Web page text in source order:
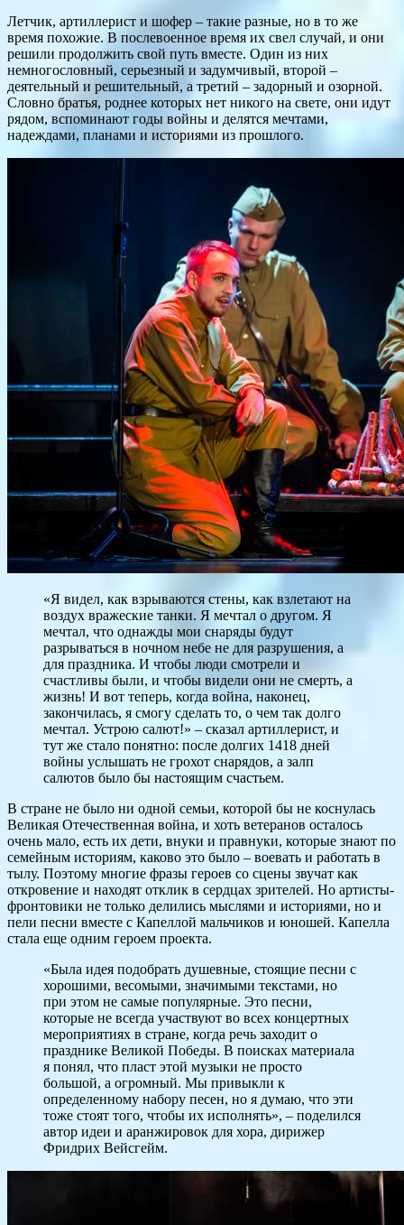
Летчик, артиллерист и шофер – такие разные, но в то же
время похожие. В послевоенное время их свел случай, и они
решили продолжить свой путь вместе. Один из них
немногословный, серьезный и задумчивый, второй –
деятельный и решительный, а третий – задорный и озорной.
Словно братья, роднее которых нет никого на свете, они идут
рядом, вспоминают годы войны и делятся мечтами,
надеждами, планами и историями из прошлого.
«Я видел, как взрываются стены, как взлетают на
воздух вражеские танки. Я мечтал о другом. Я
мечтал, что однажды мои снаряды будут
разрываться в ночном небе не для разрушения, а
для праздника. И чтобы люди смотрели и
счастливы были, и чтобы видели они не смерть, а
жизнь! И вот теперь, когда война, наконец,
закончилась, я смогу сделать то, о чем так долго
мечтал. Устрою салют!» – сказал артиллерист, и
тут же стало понятно: после долгих 1418 дней
войны услышать не грохот снарядов, а залп
салютов было бы настоящим счастьем.
В стране не было ни одной семьи, которой бы не коснулась
Великая Отечественная война, и хоть ветеранов осталось
очень мало, есть их дети, внуки и правнуки, которые знают по
семейным историям, каково это было – воевать и работать в
тылу. Поэтому многие фразы героев со сцены звучат как
откровение и находят отклик в сердцах зрителей. Но артисты-
фронтовики не только делились мыслями и историями, но и
пели песни вместе с Капеллой мальчиков и юношей. Капелла
стала еще одним героем проекта.
«Была идея подобрать душевные, стоящие песни с
хорошими, весомыми, значимыми текстами, но
при этом не самые популярные. Это песни,
которые не всегда участвуют во всех концертных
мероприятиях в стране, когда речь заходит о
празднике Великой Победы. В поисках материала
я понял, что пласт этой музыки не просто
большой, а огромный. Мы привыкли к
определенному набору песен, но я думаю, что эти
тоже стоят того, чтобы их исполнять», – поделился
автор идеи и аранжировок для хора, дирижер
Фридрих Вейсгейм.